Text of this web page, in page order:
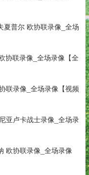
夏普尔 欧协联录像_全场
协联录像_全场录像【全
联录像_全场录像【视频
亚卢卡战士录像_全场录
欧协联录像_全场录像